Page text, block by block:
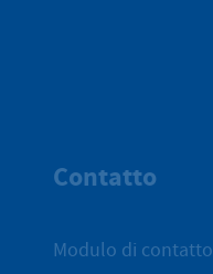
Contatto
Modulo di contatto